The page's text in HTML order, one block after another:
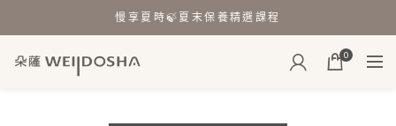
慢享夏時🍃夏末保養精選課程
0